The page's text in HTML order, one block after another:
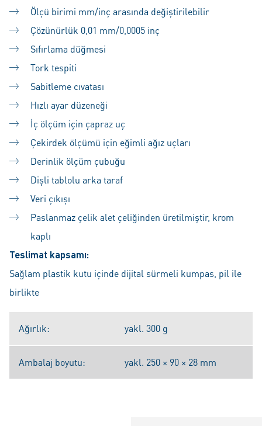
Ölçü birimi mm/inç arasında değiştirilebilir
Çözünürlük 0,01 mm/0,0005 inç
Sıfırlama düğmesi
Tork tespiti
Sabitleme cıvatası
Hızlı ayar düzeneği
İç ölçüm için çapraz uç
Çekirdek ölçümü için eğimli ağız uçları
Derinlik ölçüm çubuğu
Dişli tablolu arka taraf
Veri çıkışı
Paslanmaz çelik alet çeliğinden üretilmiştir, krom
kaplı
Teslimat kapsamı:
Sağlam plastik kutu içinde dijital sürmeli kumpas, pil ile
birlikte
Ağırlık: yakl. 300 g
Ambalaj boyutu: yakl. 250 × 90 × 28 mm